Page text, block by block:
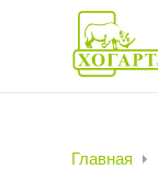
Главная